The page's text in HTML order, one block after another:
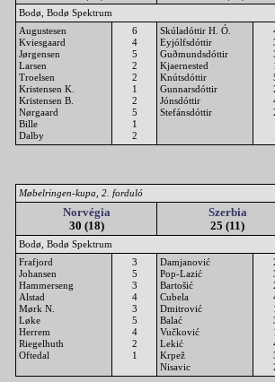
Bodø, Bodø Spektrum
Augustesen
Kviesgaard
Jørgensen
Larsen
Troelsen
Kristensen K.
Kristensen B.
Nørgaard
Bille
Dalby
6
4
5
2
2
1
2
5
1
2
Skúladóttir H. Ó.
Eyjólfsdóttir
Guðmundsdóttir
Kjaernested
Knútsdóttir
Gunnarsdóttir
Jónsdóttir
Stefánsdóttir
1
Møbelringen-kupa, 2. forduló
Norvégia
30 (18)
Szerbia
25 (11)
Bodø, Bodø Spektrum
Frafjord
Johansen
Hammerseng
Alstad
Mørk N.
Løke
Herrem
Riegelhuth
Oftedal
3
5
3
4
3
5
4
2
1
Damjanović
Pop-Lazić
Bartošić
Cubela
Dmitrović
Balać
Vučković
Lekić
Krpež
Nisavic
1
1